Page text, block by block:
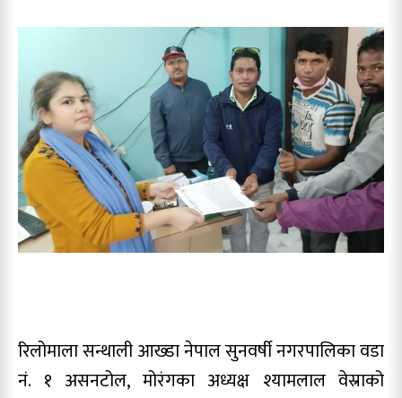
रिलोमाला सन्थाली आख्डा नेपाल सुनवर्षी नगरपालिका वडा
नं. १ असनटोल, मोरंगका अध्यक्ष श्यामलाल वेस्राको